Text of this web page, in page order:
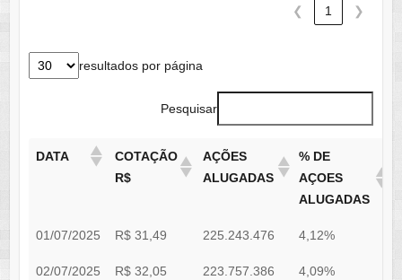
❮ 1 ❯
resultados por página
Pesquisar
DATA
COTAÇÃO
R$
AÇÕES
ALUGADAS
% DE
AÇOES
ALUGADAS
01/07/2025 R$ 31,49 225.243.476 4,12%
02/07/2025 R$ 32,05 223.757.386 4,09%